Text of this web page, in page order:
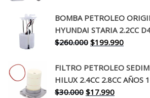
original
era:
$650.000.
actual
es:
BOMBA PETROLEO
HYUNDAI STARIA 2.2CC
$260.000 El
original
era:
$260.000.
$199.990El
actual
es:
FILTRO PETROLEO
HILUX 2.4CC 2.8CC AÑOS
$30.000 El
$17.990El